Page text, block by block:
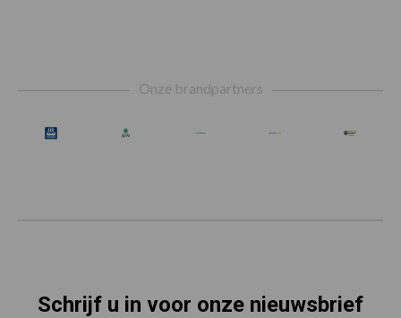
Onze brandpartners
Schrijf u in voor onze nieuwsbrief